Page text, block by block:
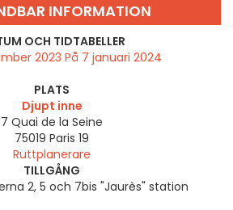
INFORMATION
OCH TIDTABELLER
2023 På 7 januari 2024
PLATS
Djupt inne
7 Quai de la Seine
75019 Paris 19
Ruttplanerare
TILLGÅNG
2, 5 och 7bis "Jaurès" station